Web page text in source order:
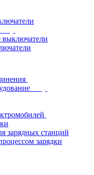
выключатели
зарядных станций
зарядки